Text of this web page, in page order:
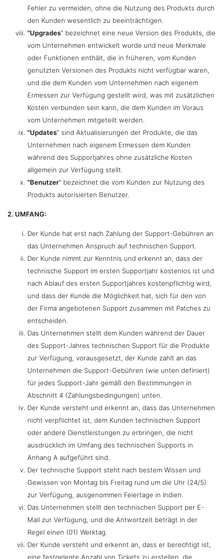
Fehler zu vermeiden, ohne die Nutzung des Produkts durch
den Kunden wesentlich zu beeinträchtigen.
"Upgrades" bezeichnet eine neue Version des Produkts, die
vom Unternehmen entwickelt wurde und neue Merkmale
oder Funktionen enthält, die in früheren, vom Kunden
genutzten Versionen des Produkts nicht verfügbar waren,
und die dem Kunden vom Unternehmen nach eigenem
Ermessen zur Verfügung gestellt wird, was mit zusätzlichen
Kosten verbunden sein kann, die dem Kunden im Voraus
vom Unternehmen mitgeteilt werden.
"Updates" sind Aktualisierungen der Produkte, die das
Unternehmen nach eigenem Ermessen dem Kunden
während des Supportjahres ohne zusätzliche Kosten
allgemein zur Verfügung stellt.
"Benutzer" bezeichnet die vom Kunden zur Nutzung des
Produkts autorisierten Benutzer.
2. UMFANG:
Der Kunde hat erst nach Zahlung der Support-Gebühren an
das Unternehmen Anspruch auf technischen Support.
Der Kunde nimmt zur Kenntnis und erkennt an, dass der
technische Support im ersten Supportjahr kostenlos ist und
nach Ablauf des ersten Supportjahres kostenpflichtig wird,
und dass der Kunde die Möglichkeit hat, sich für den von
der Firma angebotenen Support zusammen mit Patches zu
entscheiden.
Das Unternehmen stellt dem Kunden während der Dauer
des Support-Jahres technischen Support für die Produkte
zur Verfügung, vorausgesetzt, der Kunde zahlt an das
Unternehmen die Support-Gebühren (wie unten definiert)
für jedes Support-Jahr gemäß den Bestimmungen in
Abschnitt 4 (Zahlungsbedingungen) unten.
Der Kunde versteht und erkennt an, dass das Unternehmen
nicht verpflichtet ist, dem Kunden technischen Support
oder andere Dienstleistungen zu erbringen, die nicht
ausdrücklich im Umfang des technischen Supports in
Anhang A aufgeführt sind.
Der technische Support steht nach bestem Wissen und
Gewissen von Montag bis Freitag rund um die Uhr (24/5)
zur Verfügung, ausgenommen Feiertage in Indien.
Das Unternehmen stellt den technischen Support per E-
Mail zur Verfügung, und die Antwortzeit beträgt in der
Regel einen (01) Werktag.
Der Kunde versteht und erkennt an, dass er berechtigt ist,
eine festgelegte Anzahl von Tickets zu erstellen, die